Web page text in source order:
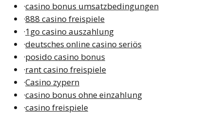
·casino bonus umsatzbedingungen
·888 casino freispiele
·1go casino auszahlung
·deutsches online casino seriös
·posido casino bonus
·rant casino freispiele
·Casino zypern
·casino bonus ohne einzahlung
·casino freispiele